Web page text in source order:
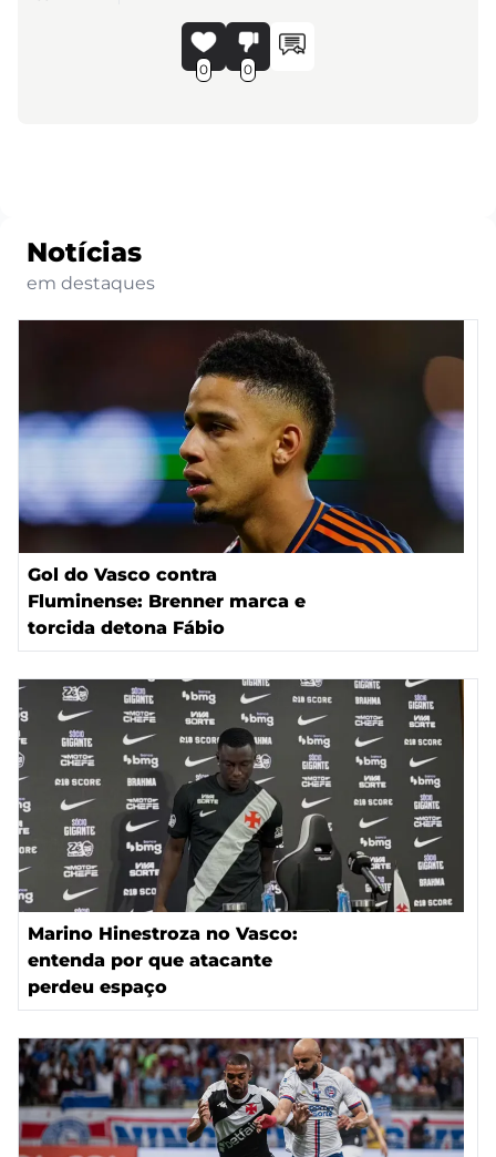
0 0
Notícias
em destaques
Gol do Vasco contra
Fluminense: Brenner marca e
torcida detona Fábio
Marino Hinestroza no Vasco:
entenda por que atacante
perdeu espaço